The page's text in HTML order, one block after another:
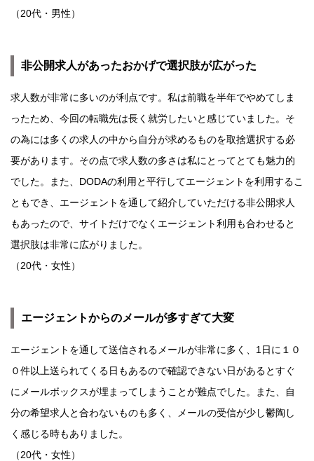
（20代・男性）
非公開求人があったおかげで選択肢が広がった
求人数が非常に多いのが利点です。私は前職を半年でやめてしま
ったため、今回の転職先は長く就労したいと感じていました。そ
の為には多くの求人の中から自分が求めるものを取捨選択する必
要があります。その点で求人数の多さは私にとってとても魅力的
でした。また、DODAの利用と平行してエージェントを利用するこ
ともでき、エージェントを通して紹介していただける非公開求人
もあったので、サイトだけでなくエージェント利用も合わせると
選択肢は非常に広がりました。
（20代・女性）
エージェントからのメールが多すぎて大変
エージェントを通して送信されるメールが非常に多く、1日に１０
０件以上送られてくる日もあるので確認できない日があるとすぐ
にメールボックスが埋まってしまうことが難点でした。また、自
分の希望求人と合わないものも多く、メールの受信が少し鬱陶し
く感じる時もありました。
（20代・女性）